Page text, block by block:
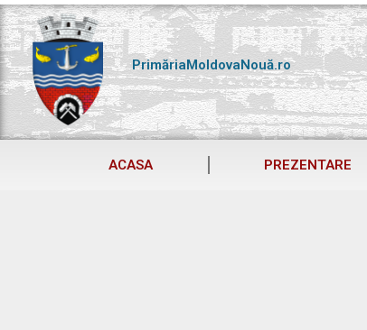
Skip
to
content
PrimăriaMoldovaNouă.ro
ACASA PREZENTARE